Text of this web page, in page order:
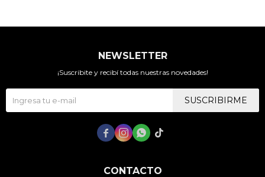
CONTACTO
NEWSLETTER
¡Suscribite y recibí todas nuestras novedades!
SUSCRIBIRME
   